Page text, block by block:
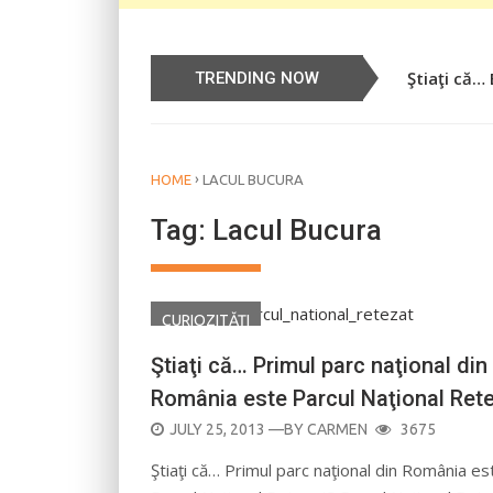
TRENDING NOW Ştiaţi că…
Știați că…
HOME › LACUL BUCURA
Tag: Lacul Bucura
CURIOZITĂŢI
Ştiaţi că… Primul parc naţional din
România este Parcul Naţional
POSTED
JULY 25, 2013 —BYCARMEN 3675
Ştiaţi că… Primul parc naţional din România